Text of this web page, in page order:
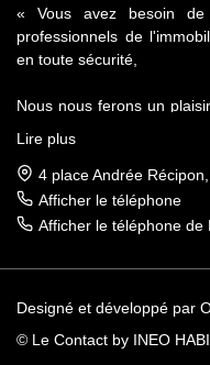
« Vous avez besoin
professionnels de
en toute sécurité,
Nous nous ferons un
sur l'axe Rennes-Nantes.
Réputés pour notre
FNAIM et du Fichier
démarches.
Nous vous apporterons
plans locaux d'urbanisme,
Lire plus
4 place Andrée
Afficher le téléphone
Afficher le téléphone de
Designé et développé par
© Le Contact by INEO